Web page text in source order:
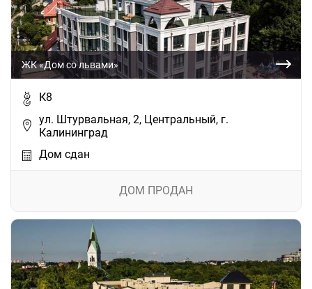
ЖК «Дом со львами»
К8
ул. Штурвальная, 2, Центральный, г.
Калининград
Дом сдан
ДОМ ПРОДАН